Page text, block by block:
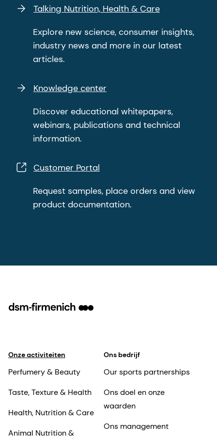
Talking Nutrition, Health & Care
Explore new science, consumer insights,
industry news and more in our latest
articles.
Knowledge center
Discover educational whitepapers,
webinars, publications and technical
information.
Customer Portal
Request samples, place orders and view
product documentation.
Onze activiteiten
Perfumery & Beauty
Taste, Texture & Health
Health, Nutrition & Care
Animal Nutrition &
Ons bedrijf
Our sports partnerships
Ons doel en onze
waarden
Ons management